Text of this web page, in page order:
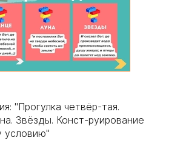
"Прогулка четвёр-тая.
Звёзды. Конст-руирование
условию"